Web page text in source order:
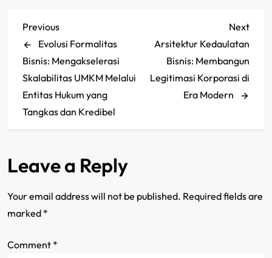
P
o
s
t
a
v
i
g
Previous
Post
Previous
Evolusi Formalitas
Bisnis: Mengakselerasi
Skalabilitas UMKM Melalui
Entitas Hukum yang
Tangkas dan Kredibel
Next
Next
Arsitektur Kedaulatan
Bisnis: Membangun
Legitimasi Korporasi di
Era Modern
Leave a Reply
Your email address will not be published. Required fields are
marked *
Comment *